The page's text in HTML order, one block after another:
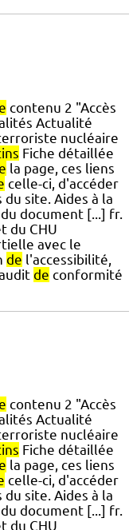
contenu 2 "Accès
Actualité
nucléaire
Fiche détaillée
la page, ces liens
celle-ci, d'accéder
site. Aides à la
document [...] fr.
du CHU
avec le
de l'accessibilité,
de conformité
contenu 2 "Accès
Actualité
nucléaire
Fiche détaillée
la page, ces liens
celle-ci, d'accéder
site. Aides à la
document [...] fr.
du CHU